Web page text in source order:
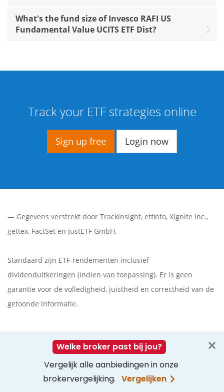
What's the fund size of Invesco RAFI US
Fundamental Value UCITS ETF Dist?
Track your ETF strategies online
Sign up free Login now
— Gegevens verstrekt door Trackinsight, etfinfo, Xignite Inc.,
gettex, FactSet en justETF GmbH.
Standaard zijn ETF-rendementen inclusief
dividenduitkeringen (indien van toepassing). Er is geen
garantie voor de volledigheid, juistheid en correctheid van de
getoonde informatie.